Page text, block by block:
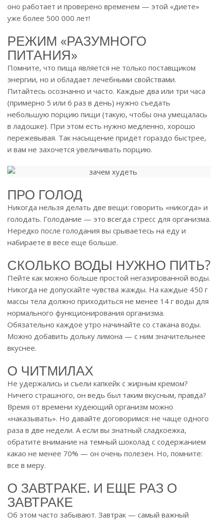
оно работает и проверено временем — этой «диете»
уже более 500 000 лет!
РЕЖИМ «РАЗУМНОГО
ПИТАНИЯ»
Помните, что пища является не только поставщиком
энергии, но и обладает лечебными свойствами.
Питайтесь осознанно и часто. Каждые два или три часа
(примерно 5 или 6 раз в день) нужно съедать
небольшую порцию пищи (такую, чтобы она умещалась
в ладошке). При этом есть нужно медленно, хорошо
пережевывая. Так насыщение придёт гораздо быстрее,
и вам не захочется увеличивать порцию.
ПРО ГОЛОД
Никогда нельзя делать две вещи: говорить «никогда» и
голодать. Голодание — это всегда стресс для организма.
Нередко после голодания вы срываетесь на еду и
набираете в весе еще больше.
СКОЛЬКО ВОДЫ НУЖНО ПИТЬ?
Пейте как можно больше простой негазированной воды.
Никогда не допускайте чувства жажды. На каждые 450 г
массы тела должно приходиться не менее 14 г воды для
нормального функционирования организма.
Обязательно каждое утро начинайте со стакана воды.
Можно добавить дольку лимона — с ним значительнее
вкуснее.
О ЧИТМИЛАХ
Не удержались и съели капкейк с жирным кремом?
Ничего страшного, он ведь был таким вкусным, правда?
Время от времени худеющий организм можно
«наказывать». Но давайте договоримся: не чаще одного
раза в две недели. А если вы знатный сладкоежка,
обратите внимание на темный шоколад с содержанием
какао не менее 70% — он очень полезен. Но, помните:
все в меру.
О ЗАВТРАКЕ. И ЕЩЕ РАЗ О
ЗАВТРАКЕ
Об этом часто забывают. Завтрак — самый важный